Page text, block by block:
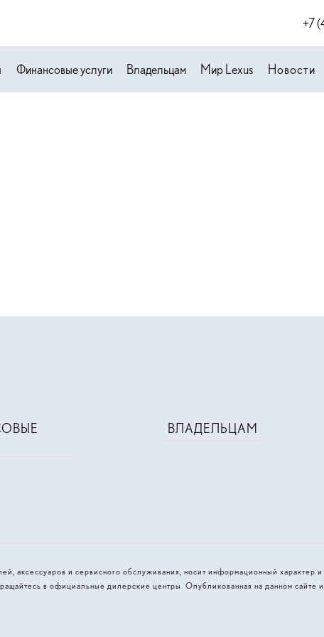
+7
Финансовые услуги Владельцам Мир Lexus Новости
ВЛАДЕЛЬЦАМ
аксессуаров и сервисного обслуживания, носит информационный
в официальные дилерские центры. Опубликованная на данном сайте